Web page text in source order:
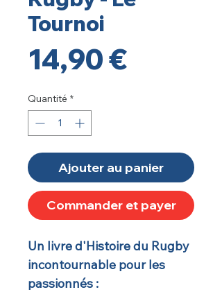
Tournoi
14,90 €
Quantité *
Ajouter au panier
Commander et payer
Un livre d'Histoire du Rugby
incontournable pour les
passionnés :